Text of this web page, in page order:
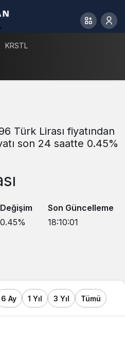
KRSTL
Türk Lirası fiyatından
son 24 saatte 0.45%
Değişim
0.45%
Son Güncelleme
18:10:01
6 Ay 1 Yıl 3 Yıl Tümü